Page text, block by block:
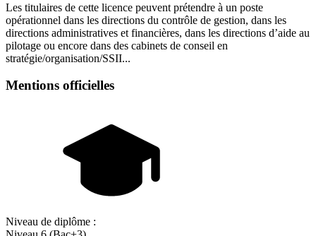
Les titulaires de cette licence peuvent prétendre à un poste
opérationnel dans les directions du contrôle de gestion, dans les
directions administratives et financières, dans les directions d’aide au
pilotage ou encore dans des cabinets de conseil en
stratégie/organisation/SSII...
Mentions officielles
Niveau de diplôme :